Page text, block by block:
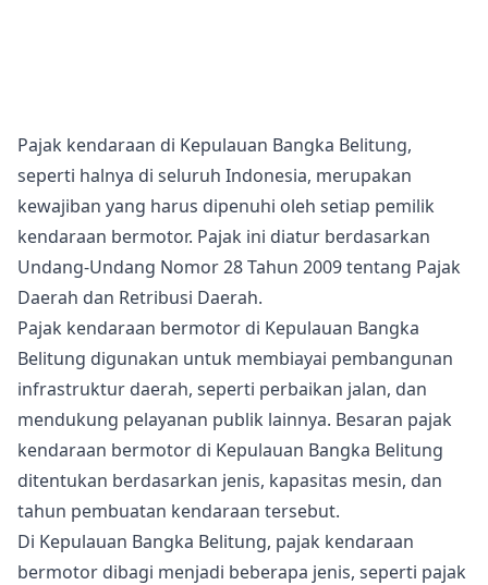
Pajak kendaraan di Kepulauan Bangka Belitung,
seperti halnya di seluruh Indonesia, merupakan
kewajiban yang harus dipenuhi oleh setiap pemilik
kendaraan bermotor. Pajak ini diatur berdasarkan
Undang-Undang Nomor 28 Tahun 2009 tentang Pajak
Daerah dan Retribusi Daerah.
Pajak kendaraan bermotor di Kepulauan Bangka
Belitung digunakan untuk membiayai pembangunan
infrastruktur daerah, seperti perbaikan jalan, dan
mendukung pelayanan publik lainnya. Besaran pajak
kendaraan bermotor di Kepulauan Bangka Belitung
ditentukan berdasarkan jenis, kapasitas mesin, dan
tahun pembuatan kendaraan tersebut.
Di Kepulauan Bangka Belitung, pajak kendaraan
bermotor dibagi menjadi beberapa jenis, seperti pajak